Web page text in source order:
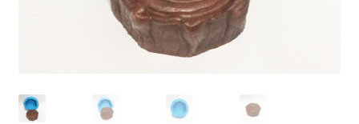
Corante, Pigmento e Óxido
Óleos